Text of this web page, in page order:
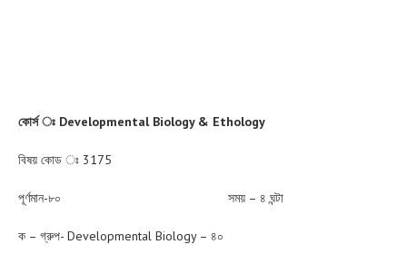
কোর্স ঃ Developmental Biology & Ethology
বিষয় কোড ঃ 3175
পূর্ণমান-৮০ সময় – ৪ ঘন্টা
ক – গ্রুপ- Developmental Biology – ৪০